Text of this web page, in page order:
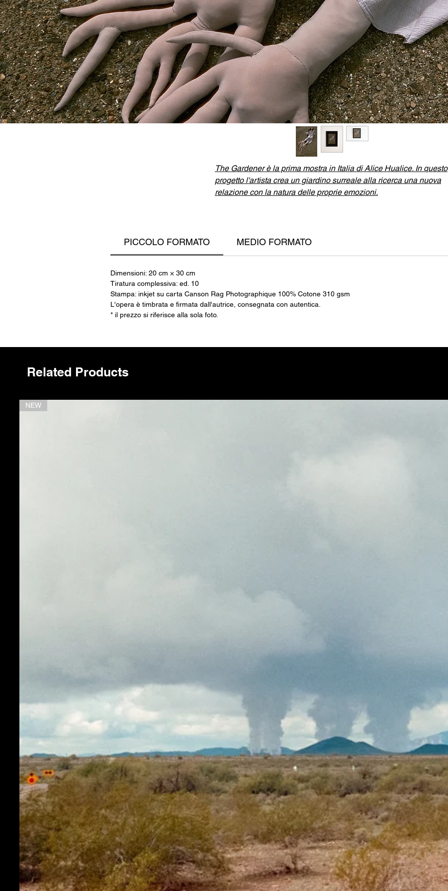
The Gardener è la prima mostra in Italia di Alice Hualice. In questo
progetto l'artista crea un giardino surreale alla ricerca una nuova
relazione con la natura delle proprie emozioni.
la scultura tessile, creando personaggi surreali e paesaggi
PICCOLO FORMATO MEDIO FORMATO
Dimensioni: 20 cm × 30 cm
Tiratura complessiva: ed. 10
Stampa: inkjet su carta Canson Rag Photographique 100% Cotone 310 gsm
L'opera è timbrata e firmata dall'autrice, consegnata con autentica.
* il prezzo si riferisce alla sola foto.
Related Products
NEW